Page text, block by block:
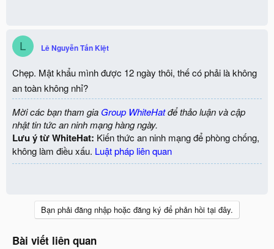
L Lê Nguyễn Tấn Kiệt
Chẹp. Mật khẩu mình được 12 ngày thôi, thế có phải là không
an toàn không nhỉ?
Mời các bạn tham gia Group WhiteHatđể thảo luận và cập
nhật tin tức an ninh mạng hàng ngày.
Lưu ý từ WhiteHat: Kiến thức an ninh mạng để phòng chống,
không làm điều xấu. Luật pháp liên quan
Bạn phải đăng nhập hoặc đăng ký để phản hồi tại đây.
Bài viết liên quan